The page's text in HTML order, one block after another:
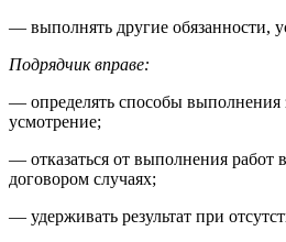
— выполнять другие обязанности,
Подрядчик вправе:
— определять способы выполнения
усмотрение;
— отказаться от выполнения работ
договором случаях;
— удерживать результат при